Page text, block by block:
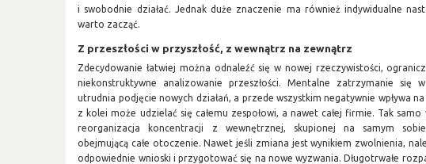
i swobodnie działać. Jednak duże znaczenie ma również indywidualne
warto zacząć.
Z przeszłości w przyszłość, z wewnątrz na zewnątrz
Zdecydowanie łatwiej można odnaleźć się w nowej rzeczywistości,
niekonstruktywne analizowanie przeszłości. Mentalne zatrzymanie się
utrudnia podjęcie nowych działań, a przede wszystkim negatywnie wpływa
z kolei może udzielać się całemu zespołowi, a nawet całej firmie. Tak
reorganizacja koncentracji z wewnętrznej, skupionej na samym
obejmującą całe otoczenie. Nawet jeśli zmiana jest wynikiem zwolnienia,
odpowiednie wnioski i przygotować się na nowe wyzwania. Długotrwałe